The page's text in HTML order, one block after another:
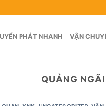
PHÁT NHANH VẬN
QUẢNG NGÃI